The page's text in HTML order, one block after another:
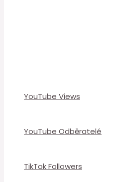
YouTube Views
YouTube Odběratelé
TikTok Followers